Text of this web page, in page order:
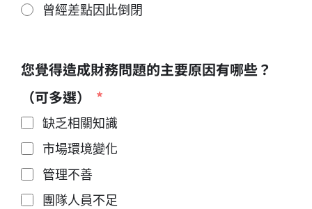
曾經差點因此倒閉
您覺得造成財務問題的主要原因有哪些？
（可多選）
缺乏相關知識
市場環境變化
管理不善
團隊人員不足